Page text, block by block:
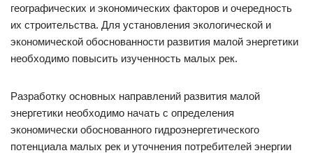
географических и экономических факторов и очередность
их строительства. Для установления экологической и
экономической обоснованности развития малой энергетики
необходимо повысить изученность малых рек.
Разработку основных направлений развития малой
энергетики необходимо начать с определения
экономически обоснованного гидроэнергетического
потенциала малых рек и уточнения потребителей энергии